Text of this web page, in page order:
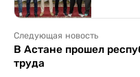
Следующая новость
В Астане прошел
труда